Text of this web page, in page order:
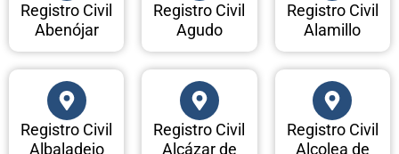
Registro Civil
Abenójar
Registro Civil
Agudo
Registro Civil
Alamillo
Registro Civil
Albaladejo
Registro Civil
Alcázar de
Registro Civil
Alcolea de